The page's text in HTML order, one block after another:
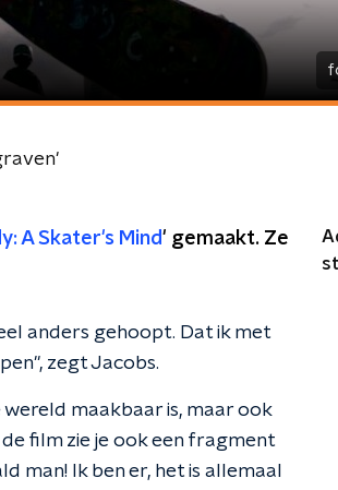
A Skater's Mind' gemaakt. Ze
anders gehoopt. Dat ik met
zegt Jacobs.
maakbaar is, maar ook
film zie je ook een fragment
man! Ik ben er, het is allemaal